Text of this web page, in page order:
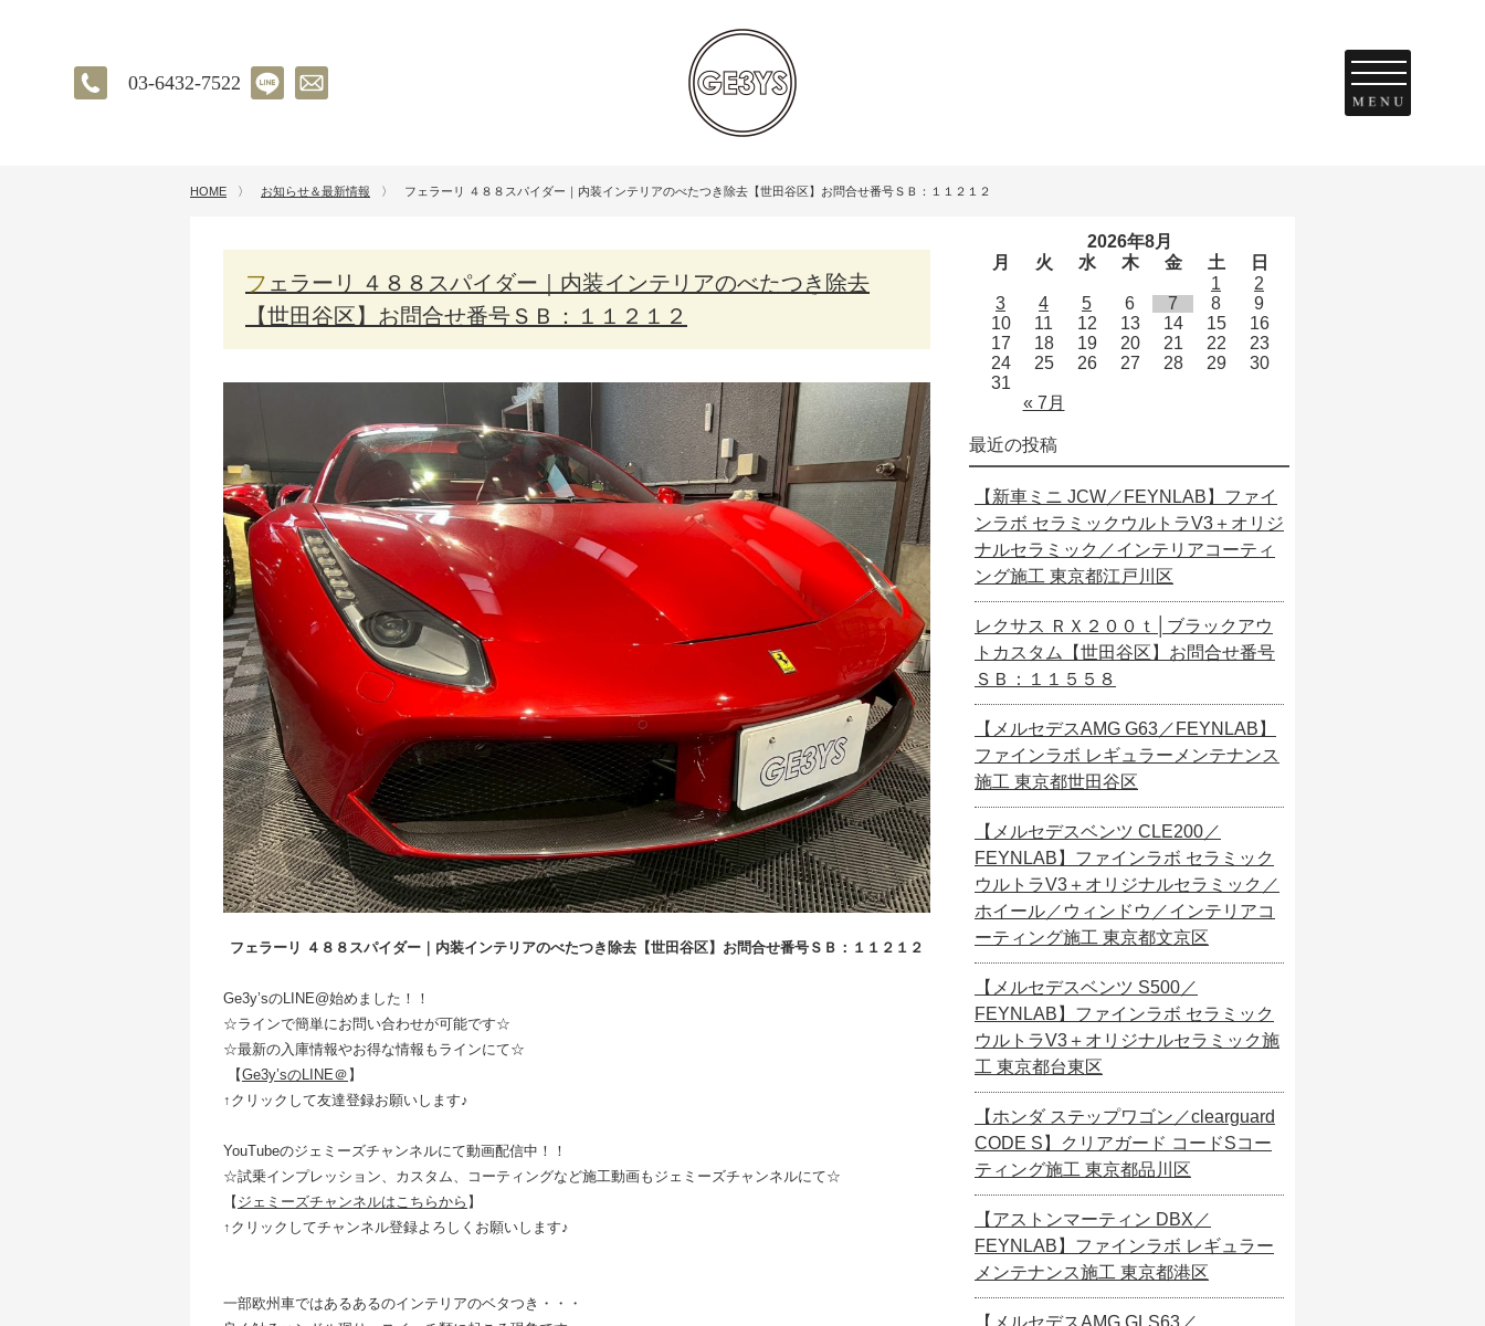
03-6432-7522
HOME 〉 お知らせ＆最新情報 〉 フェラーリ ４８８スパイダー｜内装インテリアのべたつき除去【世田谷区】お問合せ番号ＳＢ：１１２１２
フェラーリ ４８８スパイダー｜内装インテリアのべたつき除去
【世田谷区】お問合せ番号ＳＢ：１１２１２
フェラーリ ４８８スパイダー｜内装インテリアのべたつき除去【世田谷区】お問合せ番号ＳＢ：１１２１２
Ge3y’sのLINE@始めました！！
☆ラインで簡単にお問い合わせが可能です☆
☆最新の入庫情報やお得な情報もラインにて☆
【Ge3y’sのLINE＠ 】
↑ クリックして友達登録お願いします♪
YouTubeのジェミーズチャンネルにて動画配信中！！
☆試乗インプレッション、カスタム、コーティングなど施工動画もジェミーズチャンネルにて☆
【 ジェミーズチャンネルはこちらから 】
↑クリックしてチャンネル登録よろしくお願いします♪
一部欧州車ではあるあるのインテリアのベタつき・・・
2026年8月
月
火 水 木 金 土 日
« 7月
1
2
3
4 5 6 7 8
9
10
11 12 13 14 15
16
17
18 19 20 21 22
23
24
25 26 27 28 29
30
31
最近の投稿
【新車ミニ JCW／FEYNLAB】ファイ
ンラボ セラミックウルトラV3＋オリジ
ナルセラミック／インテリアコーティ
ング施工 東京都江戸川区
レクサス ＲＸ２００ｔ│ブラックアウ
トカスタム【世田谷区】お問合せ番号
ＳＢ：１１５５８
【メルセデスAMG G63／FEYNLAB】
ファインラボ レギュラーメンテナンス
施工 東京都世田谷区
【メルセデスベンツ CLE200／
FEYNLAB】ファインラボ セラミック
ウルトラV3＋オリジナルセラミック／
ホイール／ウィンドウ／インテリアコ
ーティング施工 東京都文京区
【メルセデスベンツ S500／
FEYNLAB】ファインラボ セラミック
ウルトラV3＋オリジナルセラミック施
工 東京都台東区
【ホンダ ステップワゴン／clearguard
CODE S】クリアガード コードSコー
ティング施工 東京都品川区
【アストンマーティン DBX／
FEYNLAB】ファインラボ レギュラー
メンテナンス施工 東京都港区
【メルセデスAMG GLS63／